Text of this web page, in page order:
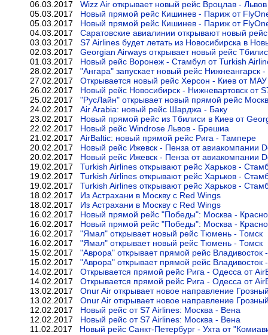
06.03.2017 Wizz Air открывает новый рейс Вроцлав - Львов
05.03.2017 Новый прямой рейс Кишинев - Париж от
05.03.2017 Новый прямой рейс Кишинев - Париж от
04.03.2017 Саратовские авиалинии открывают новый
03.03.2017 S7 Airlines будет летать из Новосибирска в
02.03.2017 Georgian Airways открывает новый рейс
01.03.2017 Новый рейс Воронеж - Стамбул от Turkish
28.02.2017 "Ангара" запускает новый рейс Нижнеангарск
27.02.2017 Открывается новый рейс Херсон - Киев от МАУ
26.02.2017 Новый рейс Новосибирск - Нижневартовск от
25.02.2017 "РусЛайн" открывает новый прямой рейс
24.02.2017 Air Arabia: новый рейс Шарджа - Баку
23.02.2017 Новый прямой рейс из Тбилиси в Киев от
22.02.2017 Новый рейс Windrose Львов - Брешиа
21.02.2017 AirBaltic: новый прямой рейс Рига - Тампере
20.02.2017 Новый рейс Ижевск - Пенза от авиакомпании
20.02.2017 Новый рейс Ижевск - Пенза от авиакомпании
19.02.2017 Turkish Airlines открывают рейс Харьков -
19.02.2017 Turkish Airlines открывают рейс Харьков -
19.02.2017 Turkish Airlines открывают рейс Харьков -
18.02.2017 Из Астрахани в Москву с Red Wings
18.02.2017 Из Астрахани в Москву с Red Wings
16.02.2017 Новый прямой рейс "Победы": Москва -
16.02.2017 Новый прямой рейс "Победы": Москва -
16.02.2017 "Ямал" открывает новый рейс Тюмень - Томск
16.02.2017 "Ямал" открывает новый рейс Тюмень - Томск
15.02.2017 "Аврора" открывает прямой рейс Владивосток
15.02.2017 "Аврора" открывает прямой рейс Владивосток
14.02.2017 Открывается прямой рейс Рига - Одесса от
14.02.2017 Открывается прямой рейс Рига - Одесса от
13.02.2017 Onur Air открывает новое направление
13.02.2017 Onur Air открывает новое направление
12.02.2017 Новый рейс от S7 Airlines: Москва - Вена
12.02.2017 Новый рейс от S7 Airlines: Москва - Вена
11.02.2017 Новый рейс Санкт-Петербург - Ухта от